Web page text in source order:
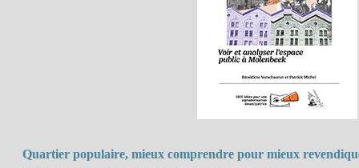
Quartier populaire, mieux comprendre pour mieux